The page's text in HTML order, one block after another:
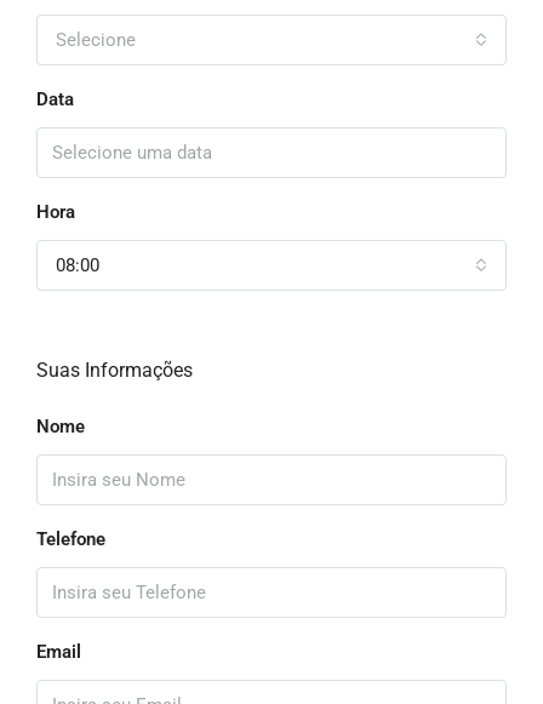
Selecione
Data
Hora
08:00
Suas Informações
Nome
Telefone
Email